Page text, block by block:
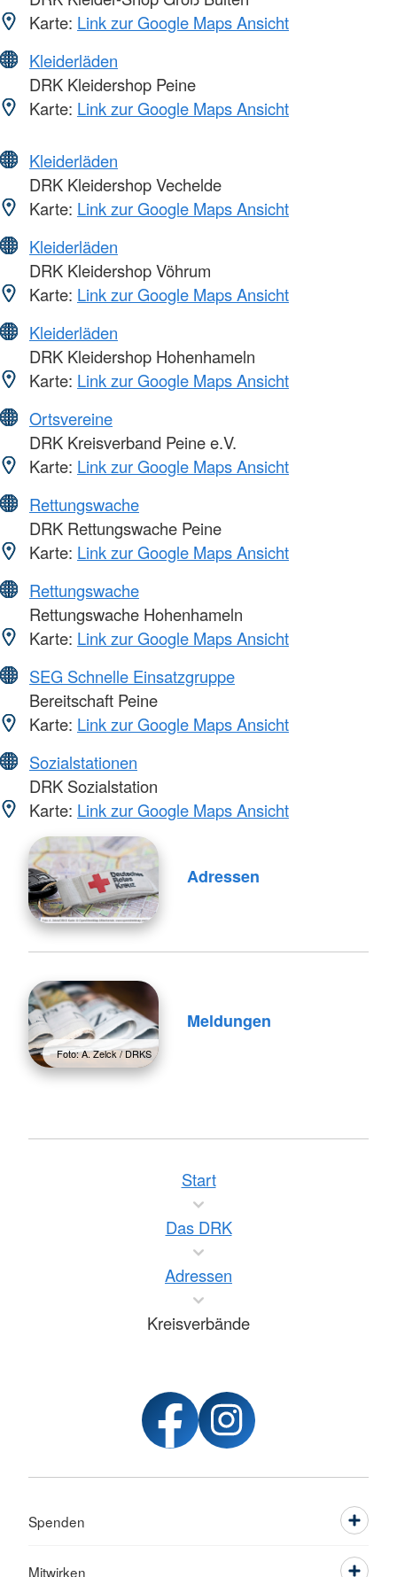
Karte: Link zur Google Maps Ansicht
Kleiderläden
DRK Kleidershop Peine
Karte: Link zur Google Maps Ansicht
Kleiderläden
DRK Kleidershop Vechelde
Karte: Link zur Google Maps Ansicht
Kleiderläden
DRK Kleidershop Vöhrum
Karte: Link zur Google Maps Ansicht
Kleiderläden
DRK Kleidershop Hohenhameln
Karte: Link zur Google Maps Ansicht
Ortsvereine
DRK Kreisverband Peine e.V.
Karte: Link zur Google Maps Ansicht
Rettungswache
DRK Rettungswache Peine
Karte: Link zur Google Maps Ansicht
Rettungswache
Rettungswache Hohenhameln
Karte: Link zur Google Maps Ansicht
SEG Schnelle Einsatzgruppe
Bereitschaft Peine
Karte: Link zur Google Maps Ansicht
Sozialstationen
DRK Sozialstation
Karte: Link zur Google Maps Ansicht
Adressen
Foto: A. Zelck / DRKS
Meldungen
Start
Das DRK
Adressen
Kreisverbände
Spenden
Mitwirken